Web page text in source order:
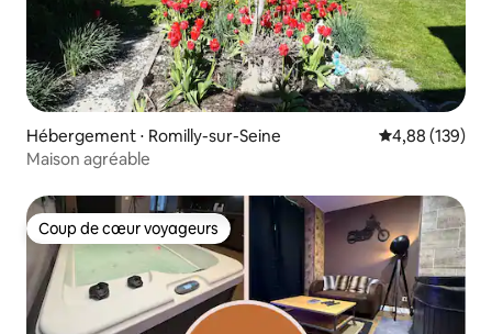
Hébergement ⋅ Romilly-sur-Seine Évaluation
4,88 (139)
Maison agréable
Coup de cœur voyageurs
Coup de cœur voyageurs